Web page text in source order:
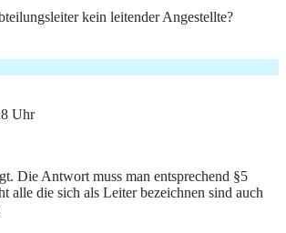
kein leitender Angestellte?
Uhr
Die Antwort muss man entsprechend §5
alle die sich als Leiter bezeichnen sind auch